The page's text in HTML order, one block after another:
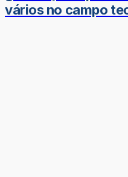
vários no campo